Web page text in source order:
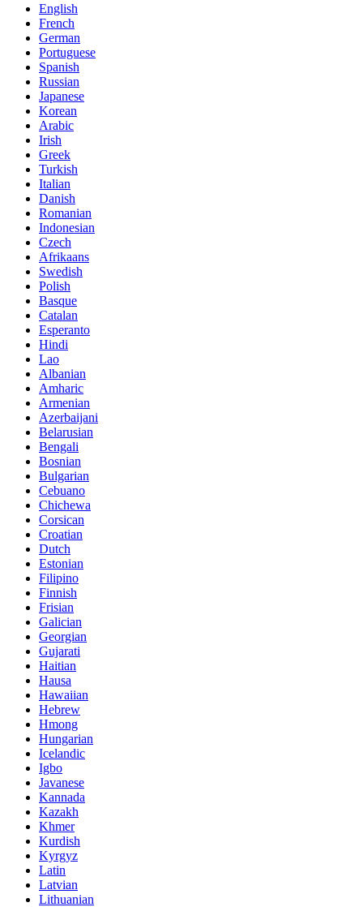
English
French
German
Portuguese
Spanish
Russian
Japanese
Korean
Arabic
Irish
Greek
Turkish
Italian
Danish
Romanian
Indonesian
Czech
Afrikaans
Swedish
Polish
Basque
Catalan
Esperanto
Hindi
Lao
Albanian
Amharic
Armenian
Azerbaijani
Belarusian
Bengali
Bosnian
Bulgarian
Cebuano
Chichewa
Corsican
Croatian
Dutch
Estonian
Filipino
Finnish
Frisian
Galician
Georgian
Gujarati
Haitian
Hausa
Hawaiian
Hebrew
Hmong
Hungarian
Icelandic
Igbo
Javanese
Kannada
Kazakh
Khmer
Kurdish
Kyrgyz
Latin
Latvian
Lithuanian